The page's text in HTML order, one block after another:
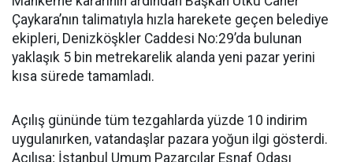
Çaykara’nın talimatıyla hızla harekete geçen belediye
ekipleri, Denizköşkler Caddesi No:29’da bulunan
yaklaşık 5 bin metrekarelik alanda yeni pazar yerini
kısa sürede tamamladı.
Açılış gününde tüm tezgahlarda yüzde 10 indirim
uygulanırken, vatandaşlar pazara yoğun ilgi gösterdi.
Açılışa; İstanbul Umum Pazarcılar Esnaf Odası